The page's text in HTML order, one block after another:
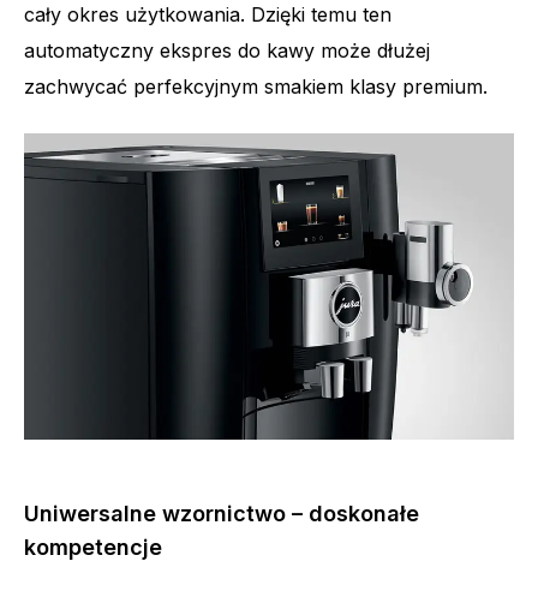
cały okres użytkowania. Dzięki temu ten
automatyczny ekspres do kawy może dłużej
zachwycać perfekcyjnym smakiem klasy premium.
Uniwersalne wzornictwo – doskonałe
kompetencje